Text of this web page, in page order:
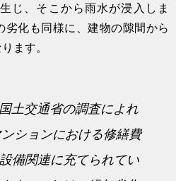
じ、そこから雨水が浸入しま
化も同様に、建物の隙間から
ます。
国土交通省の調査によれ
ションにおける修繕費
備関連に充てられてい